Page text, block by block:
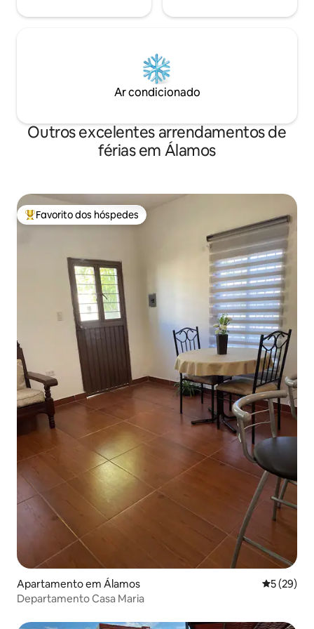
Ar condicionado
Outros excelentes arrendamentos de
férias em Álamos
Favoritos dos hóspedes mais apreciados
Favorito dos hóspedes
Apartamento em Álamos
5 (29)
Departamento Casa Maria